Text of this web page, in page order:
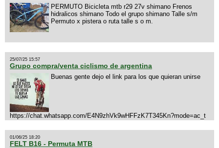
PERMUTO Bicicleta mtb r29 27v shimano Frenos
hidralicos shimano Todo el grupo shimano Talle s/m
Permuto x pistera o ruta talle s o m.
25/07/25 15:57
Grupo compra/venta ciclismo de argentina
Buenas gente dejo el link para los que quieran unirse
https://chat.whatsapp.com/E4N9zhVk9wHFFzK7T345Kn?mode=ac_t
01/06/25 18:20
FELT B16 - Permuta MTB